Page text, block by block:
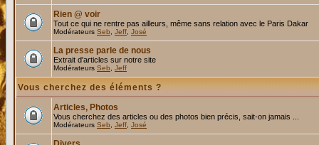
Rien @ voir
Tout ce qui ne rentre pas ailleurs, même sans relation avec le Paris Dakar
Modérateurs Seb Jeff José
La presse parle de nous
Extrait d'articles sur notre site
Modérateurs Seb Jeff
Vous cherchez des éléments ?
Articles, Photos
Vous cherchez des articles ou des photos bien précis, sait-on jamais ...
Modérateurs Seb Jeff José